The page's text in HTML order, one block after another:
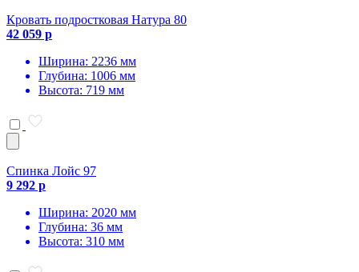
Кровать подростковая Натура 80
42 059 р
Ширина: 2236 мм
Глубина: 1006 мм
Высота: 719 мм
Спинка Лойс 97
9 292 р
Ширина: 2020 мм
Глубина: 36 мм
Высота: 310 мм